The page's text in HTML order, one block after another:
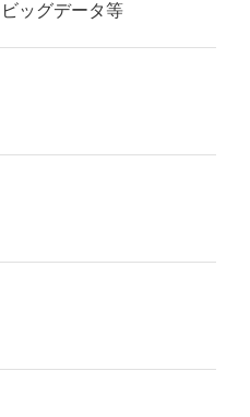
ッグデータ等